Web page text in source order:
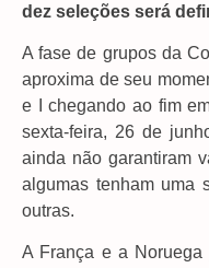
dez seleções será
A fase de grupos da
aproxima de seu
e I chegando ao fim
sexta-feira, 26 de
ainda não garantiram
algumas tenham uma
outras.
A França e a